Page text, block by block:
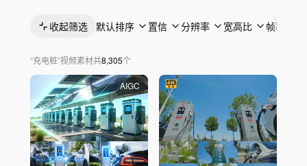
收起筛选 默认排序 置信 分辨率 宽高比 帧率
“充电桩”视频素材共8,305个
AIGC